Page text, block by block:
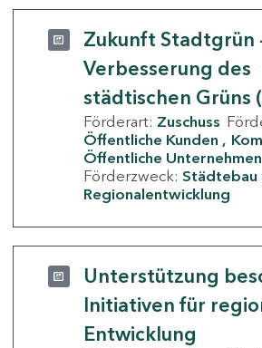
Zukunft Stadtgrün
Verbesserung des
städtischen Grüns
Förderart: Zuschuss
Öffentliche Kunden
Öffentliche Unternehmen
Förderzweck: Städtebau
Regionalentwicklung
Unterstützung
Initiativen für
Entwicklung